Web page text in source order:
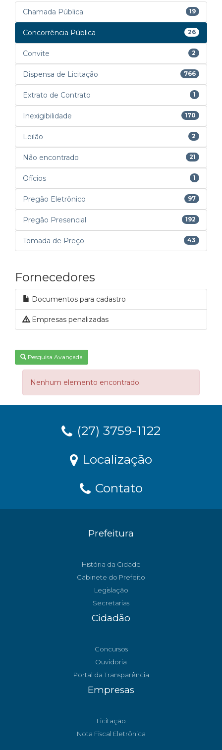
Chamada Pública 19
Concorrência Pública 26
Convite 2
Dispensa de Licitação 766
Extrato de Contrato 1
Inexigibilidade 170
Leilão 2
Não encontrado 21
Ofícios 1
Pregão Eletrônico 97
Pregão Presencial 192
Tomada de Preço 43
Fornecedores
Documentos para cadastro
Empresas penalizadas
Pesquisa Avançada
Nenhum elemento encontrado.
(27) 3759-1122
Localização
Contato
Prefeitura
História da Cidade
Gabinete do Prefeito
Legislação
Secretarias
Cidadão
Concursos
Ouvidoria
Portal da Transparência
Empresas
Licitação
Nota Fiscal Eletrônica